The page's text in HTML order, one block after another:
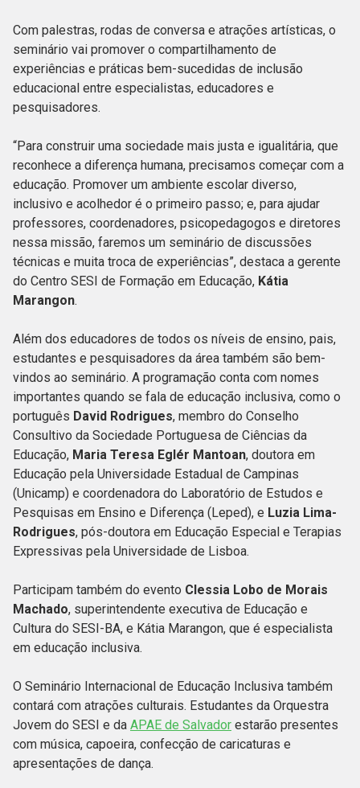
Com palestras, rodas de conversa e atrações artísticas, o
seminário vai promover o compartilhamento de
experiências e práticas bem-sucedidas de inclusão
educacional entre especialistas, educadores e
pesquisadores.
“Para construir uma sociedade mais justa e igualitária, que
reconhece a diferença humana, precisamos começar com a
educação. Promover um ambiente escolar diverso,
inclusivo e acolhedor é o primeiro passo; e, para ajudar
professores, coordenadores, psicopedagogos e diretores
nessa missão, faremos um seminário de discussões
técnicas e muita troca de experiências”, destaca a gerente
do Centro SESI de Formação em Educação, Kátia
Marangon.
Além dos educadores de todos os níveis de ensino, pais,
estudantes e pesquisadores da área também são bem-
vindos ao seminário. A programação conta com nomes
importantes quando se fala de educação inclusiva, como o
português David Rodrigues, membro do Conselho
Consultivo da Sociedade Portuguesa de Ciências da
Educação, Maria Teresa Eglér Mantoan, doutora em
Educação pela Universidade Estadual de Campinas
(Unicamp) e coordenadora do Laboratório de Estudos e
Pesquisas em Ensino e Diferença (Leped), e Luzia Lima-
Rodrigues, pós-doutora em Educação Especial e Terapias
Expressivas pela Universidade de Lisboa.
Participam também do evento Clessia Lobo de Morais
Machado, superintendente executiva de Educação e
Cultura do SESI-BA, e Kátia Marangon, que é especialista
em educação inclusiva.
O Seminário Internacional de Educação Inclusiva também
contará com atrações culturais. Estudantes da Orquestra
Jovem do SESI e da APAE de Salvador estarão presentes
com música, capoeira, confecção de caricaturas e
apresentações de dança.